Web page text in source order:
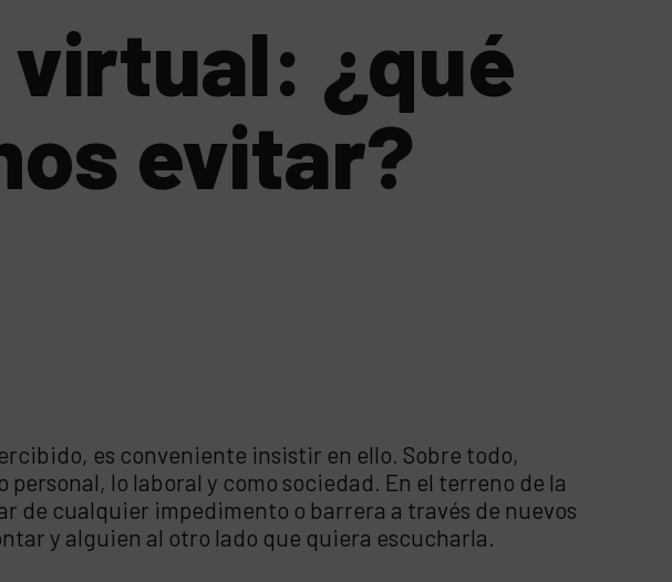
virtual: ¿qué
evitar?
es conveniente insistir en ello. Sobre todo,
lo laboral y como sociedad. En el terreno de la
de cualquier impedimento o barrera a través de nuevos
y alguien al otro lado que quiera escucharla.